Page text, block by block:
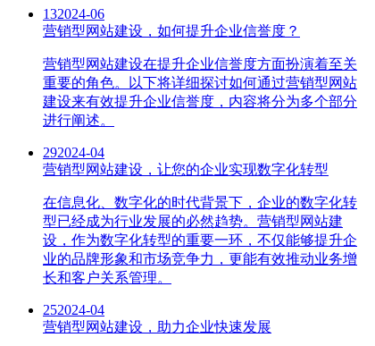
132024-06
营销型网站建设，如何提升企业信誉度？
营销型网站建设在提升企业信誉度方面扮演着至关
重要的角色。以下将详细探讨如何通过营销型网站
建设来有效提升企业信誉度，内容将分为多个部分
进行阐述。
292024-04
营销型网站建设，让您的企业实现数字化转型
在信息化、数字化的时代背景下，企业的数字化转
型已经成为行业发展的必然趋势。营销型网站建
设，作为数字化转型的重要一环，不仅能够提升企
业的品牌形象和市场竞争力，更能有效推动业务增
长和客户关系管理。
252024-04
营销型网站建设，助力企业快速发展